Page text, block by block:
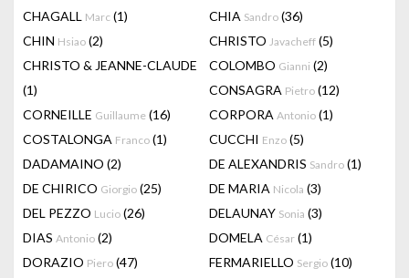
CHAGALL Marc (1) CHIA Sandro (36)
CHIN Hsiao (2) CHRISTO Javacheff (5)
CHRISTO & JEANNE-CLAUDE
(1)
COLOMBO Gianni (2)
CONSAGRA Pietro (12)
CORNEILLE Guillaume (16) CORPORA Antonio (1)
COSTALONGA Franco (1) CUCCHI Enzo (5)
DADAMAINO (2) DE ALEXANDRIS Sandro (1)
DE CHIRICO Giorgio (25) DE MARIA Nicola (3)
DEL PEZZO Lucio (26) DELAUNAY Sonia (3)
DIAS Antonio (2) DOMELA César (1)
DORAZIO Piero (47) FERMARIELLO Sergio (10)